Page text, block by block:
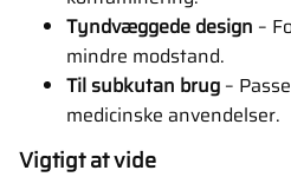
Tyndvæggede design –
mindre modstand.
Til subkutan brug –
medicinske anvendelser.
Vigtigt at vide